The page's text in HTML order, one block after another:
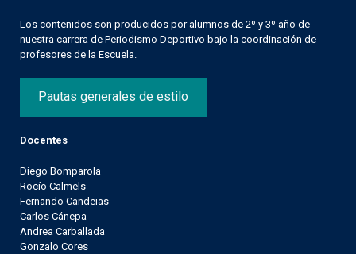
Los contenidos son producidos por alumnos de 2º y 3º año de
nuestra carrera de Periodismo Deportivo bajo la coordinación de
profesores de la Escuela.
Pautas generales de estilo
Docentes
Diego Bomparola
Rocío Calmels
Fernando Candeias
Carlos Cánepa
Andrea Carballada
Gonzalo Cores